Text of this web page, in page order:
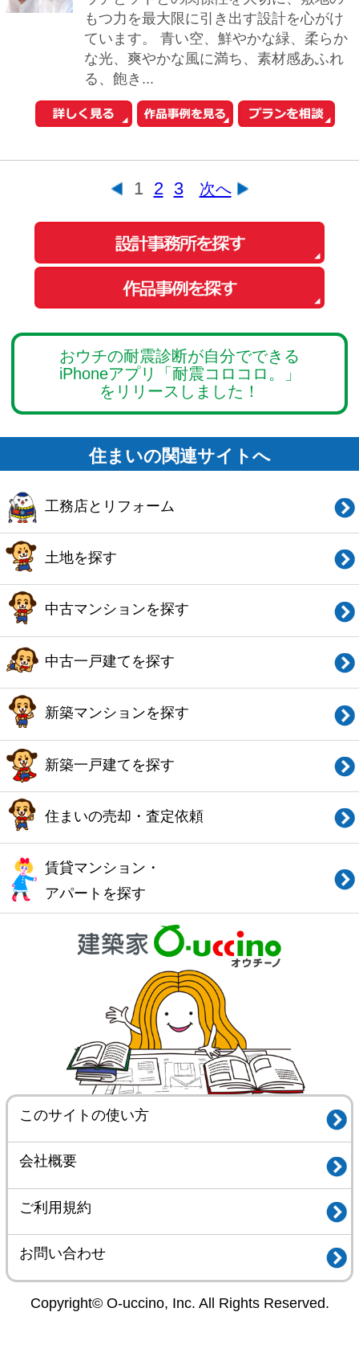
Copyright© O-uccino, Inc. All Rights Reserved.